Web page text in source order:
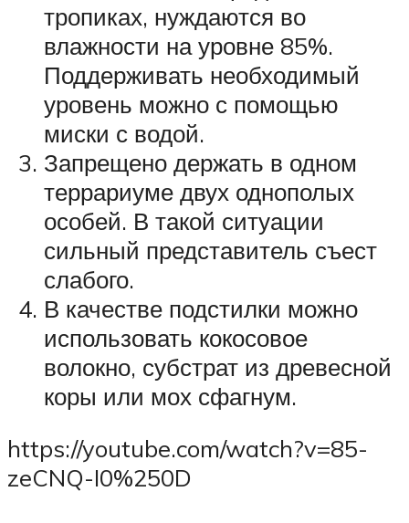
тропиках, нуждаются во
влажности на уровне 85%.
Поддерживать необходимый
уровень можно с помощью
миски с водой.
Запрещено держать в одном
террариуме двух однополых
особей. В такой ситуации
сильный представитель съест
слабого.
В качестве подстилки можно
использовать кокосовое
волокно, субстрат из древесной
коры или мох сфагнум.
https://youtube.com/watch?v=85-
zeCNQ-I0%250D